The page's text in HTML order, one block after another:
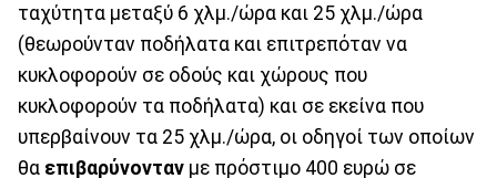
ταχύτητα μεταξύ 6 χλμ./ώρα και 25 χλμ./ώρα
(θεωρούνταν ποδήλατα και επιτρεπόταν να
κυκλοφορούν σε οδούς και χώρους που
κυκλοφορούν τα ποδήλατα) και σε εκείνα που
υπερβαίνουν τα 25 χλμ./ώρα, οι οδηγοί των οποίων
θα επιβαρύνονταν με πρόστιμο 400 ευρώ σε